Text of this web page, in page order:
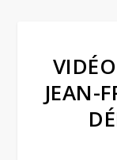
JEAN-